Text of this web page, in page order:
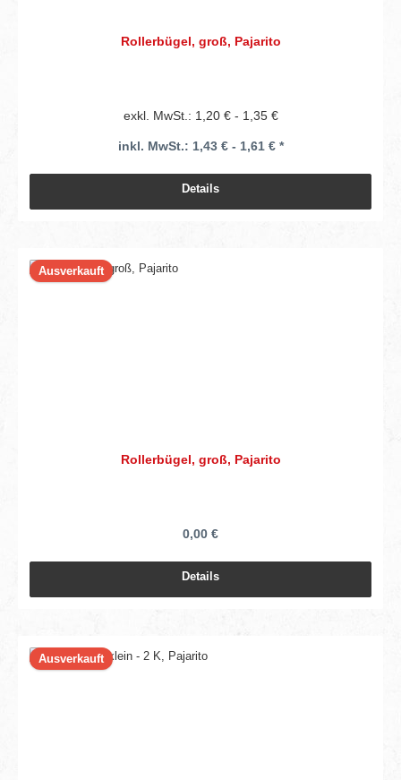
Rollerbügel, groß, Pajarito
exkl. MwSt.: 1,20 € - 1,35 €
inkl. MwSt.: 1,43 € - 1,61 € *
Details
Ausverkauft
Rollerbügel, groß, Pajarito
0,00 €
Details
Ausverkauft